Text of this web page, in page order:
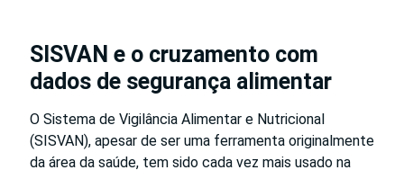
SISVAN e o cruzamento com
dados de segurança alimentar
O Sistema de Vigilância Alimentar e Nutricional
(SISVAN), apesar de ser uma ferramenta originalmente
da área da saúde, tem sido cada vez mais usado na